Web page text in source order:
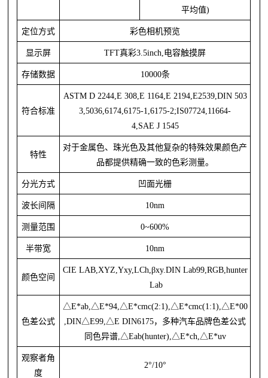
平均值)
定位方式 彩色相机预览
显示屏 TFT真彩3.5inch,电容触摸屏
存储数据 10000条
符合标准
ASTM D 2244,E 308,E 1164,E 2194,E2539,DIN 503
3,5036,6174,6175-1,6175-2;IS07724,11664-
4, SAE J 1545
特性
对于金属色、珠光色及其他复杂的特殊效果颜色产
品都提供精确一致的色彩测量。
分光方式 凹面光栅
波长间隔 10nm
测量范围 0~600%
半带宽 10nm
颜色空间
CIE LAB,XYZ,Yxy,LCh,βxy.DIN Lab99,RGB,hunter
Lab
色差公式
△E*ab,△E*94,△E*cmc(2:1),△E*cmc(1:1),△E*00
,DIN△E99,△E DIN6175，多种汽车品牌色差公式
同色异谱,△Eab(hunter),△E*ch,△E*uv
观察者角
度
2°/10°